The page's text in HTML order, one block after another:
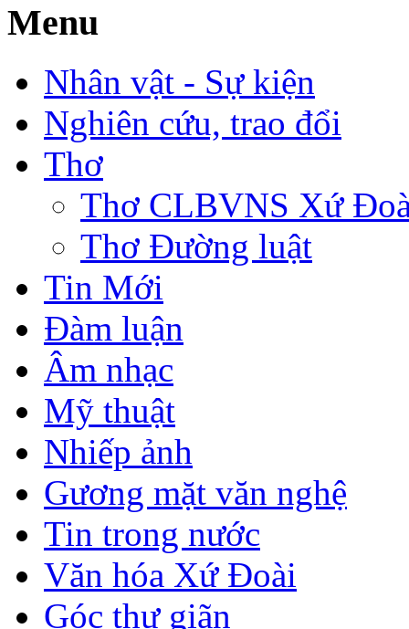
Menu
Nhân vật - Sự kiện
Nghiên cứu, trao đổi
Thơ
Thơ CLBVNS Xứ
Thơ Đường luật
Tin Mới
Đàm luận
Âm nhạc
Mỹ thuật
Nhiếp ảnh
Gương mặt văn nghệ
Tin trong nước
Văn hóa Xứ Đoài
Góc thư giãn